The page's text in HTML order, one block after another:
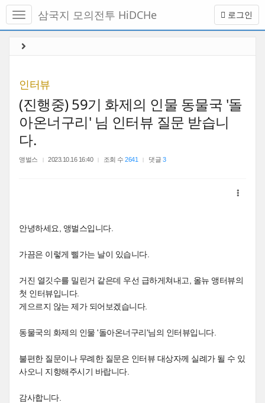
메
토
로그인
삼국지 모의전투 HiDCHe
인터뷰
(진행중) 59기 화제의 인물 동물국 '돌
아온너구리' 님 인터뷰 질문 받습니
다.
앵벌스 2023.10.16 16:40 조회 수2641 댓글 3
안녕하세요, 앵벌스입니다.
가끔은 이렇게 삘가는 날이 있습니다.
거진 열깃수를 밀린거 같은데 우선 급하게쳐내고, 올뉴 앵터뷰의
첫 인터뷰입니다.
게으르지 않는 제가 되어보겠습니다.
동물국의 화제의 인물 '돌아온너구리'님의 인터뷰입니다.
불편한 질문이나 무례한 질문은 인터뷰 대상자께 실례가 될 수 있
사오니 지향해주시기 바랍니다.
감사합니다.